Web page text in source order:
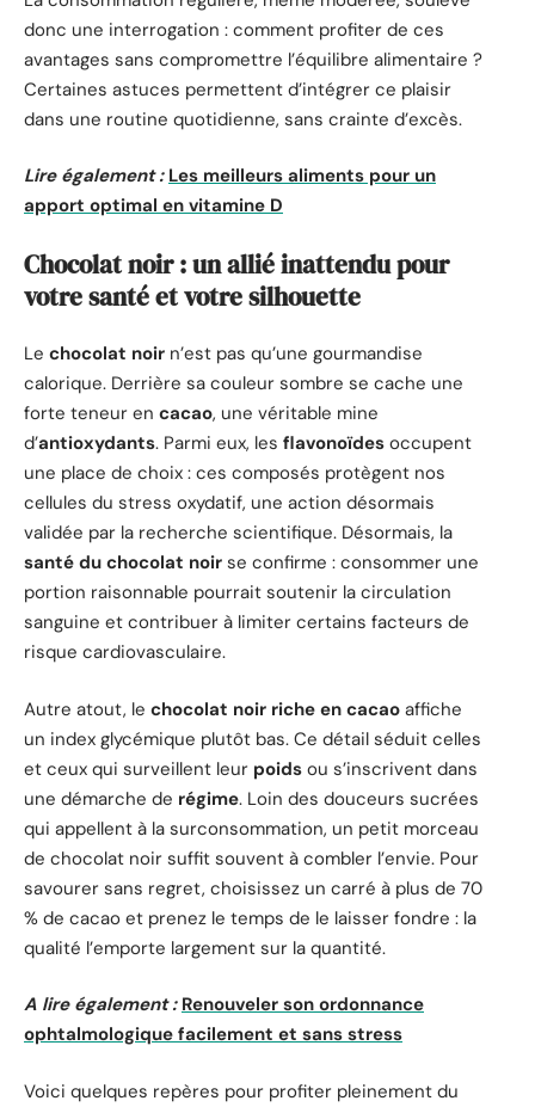
donc une interrogation : comment profiter de ces
avantages sans compromettre l’équilibre alimentaire ?
Certaines astuces permettent d’intégrer ce plaisir
dans une routine quotidienne, sans crainte d’excès.
Lire également : Les meilleurs aliments pour un
apport optimal en vitamine D
Chocolat noir : un allié inattendu pour
votre santé et votre silhouette
Le chocolat noir n’est pas qu’une gourmandise
calorique. Derrière sa couleur sombre se cache une
forte teneur en cacao, une véritable mine
d’antioxydants. Parmi eux, les flavonoïdes occupent
une place de choix : ces composés protègent nos
cellules du stress oxydatif, une action désormais
validée par la recherche scientifique. Désormais, la
santé du chocolat noir se confirme : consommer une
portion raisonnable pourrait soutenir la circulation
sanguine et contribuer à limiter certains facteurs de
risque cardiovasculaire.
Autre atout, le chocolat noir riche en cacao affiche
un index glycémique plutôt bas. Ce détail séduit celles
et ceux qui surveillent leur poids ou s’inscrivent dans
une démarche de régime. Loin des douceurs sucrées
qui appellent à la surconsommation, un petit morceau
de chocolat noir suffit souvent à combler l’envie. Pour
savourer sans regret, choisissez un carré à plus de 70
% de cacao et prenez le temps de le laisser fondre : la
qualité l’emporte largement sur la quantité.
A lire également : Renouveler son ordonnance
ophtalmologique facilement et sans stress
Voici quelques repères pour profiter pleinement du